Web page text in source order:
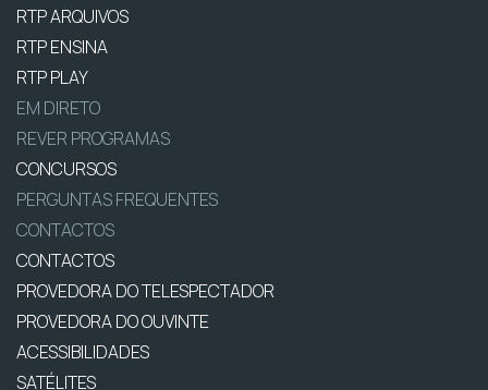
RTP ARQUIVOS
RTP ENSINA
RTP PLAY
EM DIRETO
REVER PROGRAMAS
CONCURSOS
PERGUNTAS FREQUENTES
CONTACTOS
CONTACTOS
PROVEDORA DO TELESPECTADOR
PROVEDORA DO OUVINTE
ACESSIBILIDADES
SATÉLITES